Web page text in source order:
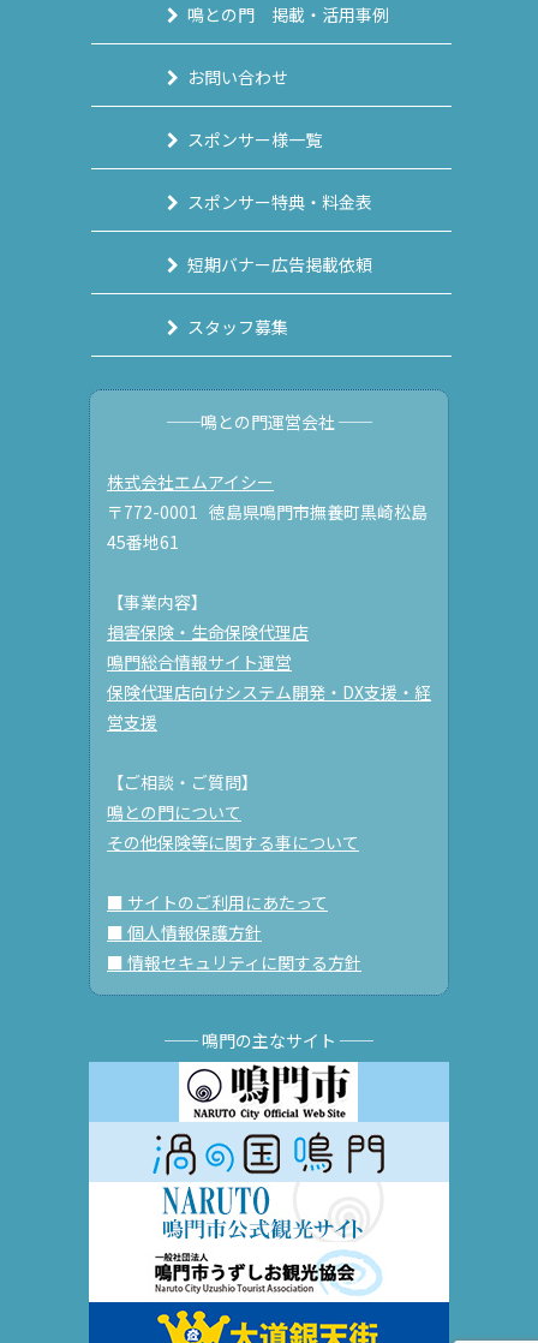
鳴との門 掲載・活用事例
お問い合わせ
スポンサー様一覧
スポンサー特典・料金表
短期バナー広告掲載依頼
スタッフ募集
──鳴との門運営会社 ──
株式会社エムアイシー
〒772-0001 徳島県鳴門市撫養町黒崎松島
45番地61
【事業内容】
損害保険・生命保険代理店
鳴門総合情報サイト運営
保険代理店向けシステム開発・DX支援・経
営支援
【ご相談・ご質問】
鳴との門について
その他保険等に関する事について
■ サイトのご利用にあたって
■ 個人情報保護方針
■ 情報セキュリティに関する方針
── 鳴門の主なサイト ──